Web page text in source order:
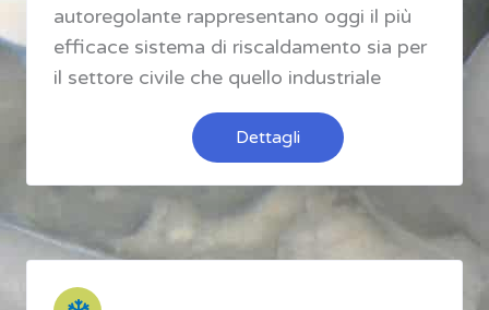
autoregolante rappresentano oggi il più
efficace sistema di riscaldamento sia per
il settore civile che quello industriale
Dettagli